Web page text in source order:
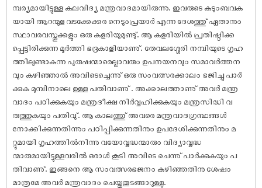
മ്പര്യമായിട്ടുള്ള കുലവിദ്യ മന്ത്രവാദമായിരുന്നു. ഇവരുടെ കുടുംബവക
യായി ആറന്മുള വടക്കേക്കര നെടുംപ്രയാർ എന്ന ദേശത്തു് ഏതാനും
സ്ഥാവരവസ്തുക്കളും ഒരു കളരിയുമുണ്ടു്. ആ കളരിയിൽ പ്രതിഷ്ഠിക്ക
പ്പെട്ടിരിക്കുന്ന മൂർത്തി ഭദ്രകാളിയാണു്. തേവലശ്ശേരി നമ്പിയുടെ ഗൃഹ
ത്തിലുണ്ടാകുന്ന പുരു‌ഷന്മാരെല്ലാവരും ഉപനയനവും സമാവർത്തന
വും കഴിഞ്ഞാൽ അവിടെച്ചെന്നു് ഒരു സംവത്സരക്കാലം ഭജിച്ചു പാർ
ക്കുക മുമ്പിനാലെ ഉള്ള പതിവാണു് . അക്കാലത്താണു് അവർ മന്ത്ര
വാദം പഠിക്കുകയും മന്ത്രദീക്ഷ നിർവ്വഹിക്കുകയും മന്ത്രസിദ്ധി വ
രുത്തുകയും പതിവു്. ആ കാലത്തു് അവരെ മന്ത്രവാദഗ്രന്ഥങ്ങൾ
നോക്കിക്കുന്നതിന്നും പഠിപ്പിക്കുന്നതിനും ഉപദേശിക്കുന്നതിനും മ
റ്റുമായി ഗൃഹത്തിൽനിന്നു വയോവൃദ്ധന്മാരും വിദ്യാവൃദ്ധ
ന്മാരുമായിട്ടുള്ളവരിൽ ഒരാൾ കൂടി അവിടെ ചെന്നു് പാർക്കുകയും പ
തിവാണു്. ഇങ്ങനെ ആ സംവത്സരഭജനം കഴിഞ്ഞതിനു ശേ‌ഷം
മാത്രമേ അവർ മന്ത്രവാദം ചെയ്തുതുടങ്ങാറുള്ളു.